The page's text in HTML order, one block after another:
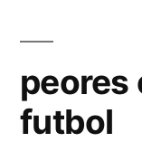
peores
futbol